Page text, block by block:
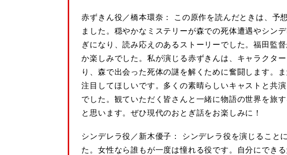
赤ずきん役／橋本環奈： この原作を読んだときは、予
ました。穏やかなミステリーが森での死体遭遇やシン
ぎになり、読み応えのあるストーリーでした。福田監
か楽しみでした。私が演じる赤ずきんは、キャラクタ
り、森で出会った死体の謎を解くために奮闘します。
注目してほしいです。多くの素晴らしいキャストと共
でした。観ていただく皆さんと一緒に物語の世界を旅
と思います。ぜひ現代のおとぎ話をお楽しみに！
シンデレラ役／新木優子： シンデレラ役を演じること
た。女性なら誰もが一度は憧れる役です。自分にでき